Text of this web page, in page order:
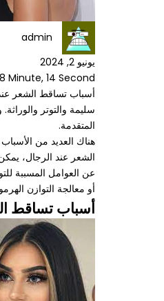
admin
يونيو 2, 2024
8 Minute, 14 Second
أسباب تساقط الشعر
سليمة والتوتر
المتقدمة.
هناك العديد من
الشعر عند الرجال،
عن العوامل المسببة
أو معالجة التوازن
أسباب تساقط